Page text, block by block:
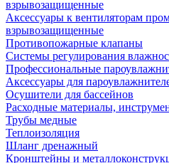
взрывозащищенные
Аксессуары к вентиляторам
взрывозащищенные
Противопожарные клапаны
Системы регулирования
Профессиональные
Аксессуары для
Осушители для бассейнов
Расходные материалы,
Трубы медные
Теплоизоляция
Шланг дренажный
Кронштейны и